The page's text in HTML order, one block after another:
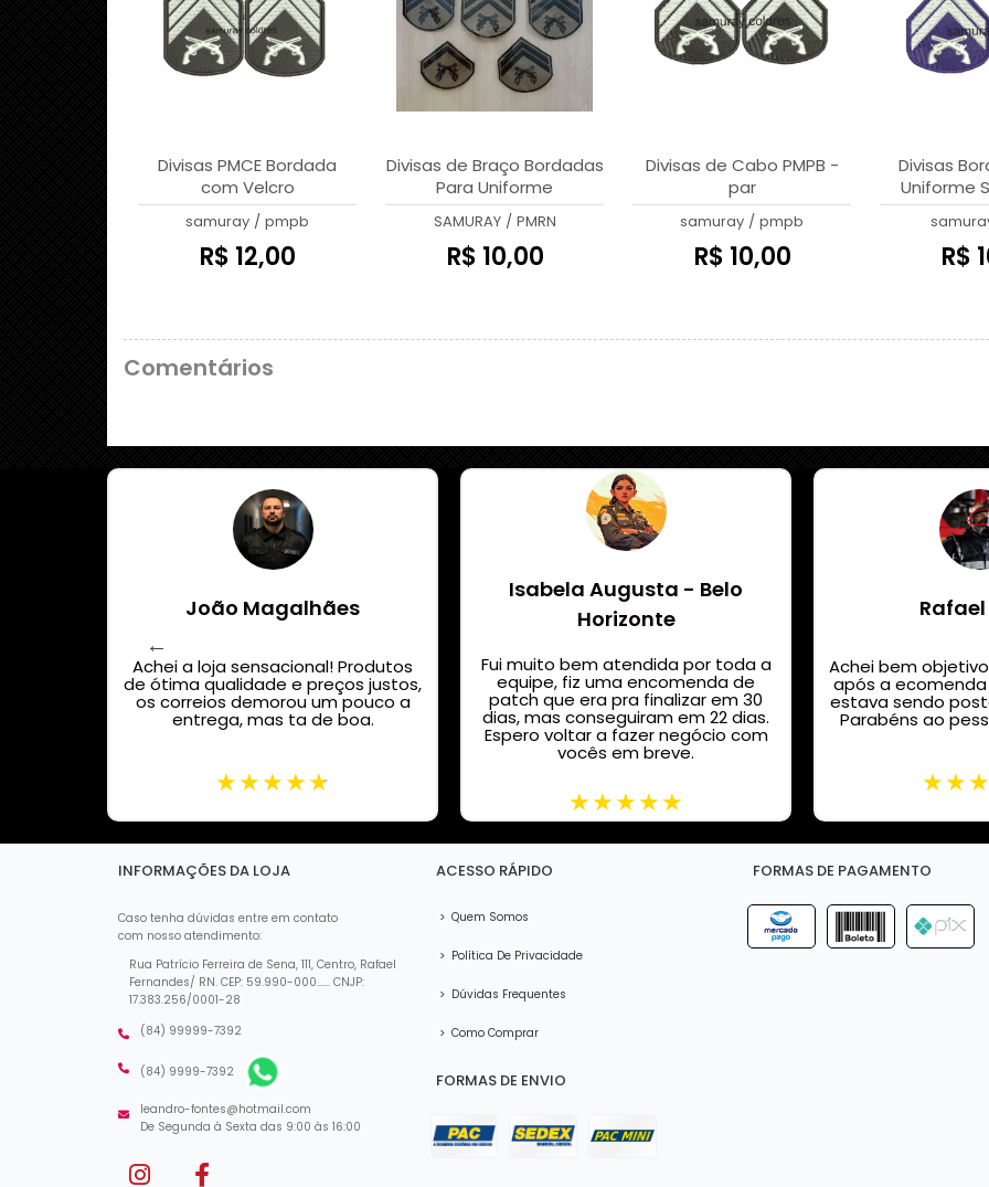
Divisas PMCE Bordada
com Velcro
samuray / pmpb
R$ 12,00
Divisas de Braço Bordadas
Para Uniforme
Operacional PMRN
SAMURAY / PMRN
R$ 10,00
Divisas de Cabo PMPB -
par
samuray / pmpb
R$ 10,00
Divisas
Uniforme
R$
Comentários
João Magalhães
Achei a loja sensacional! Produtos
de ótima qualidade e preços justos,
os correios demorou um pouco a
entrega, mas ta de boa.
Isabela Augusta - Belo
Horizonte
Fui muito bem atendida por toda a
equipe, fiz uma encomenda de
patch que era pra finalizar em 30
dias, mas conseguiram em 22 dias.
Espero voltar a fazer negócio com
vocês em breve.
Achei bem
após a
estava sendo
Parabéns ao
INFORMAÇÕES DA LOJA
Caso tenha dúvidas entre em contato
com nosso atendimento:
Rua Patrício Ferreira de Sena, 111, Centro, Rafael
Fernandes/ RN. CEP: 59.990-000...... CNJP:
17.383.256/0001-28
(84) 99999-7392
(84) 9999-7392
leandro-fontes@hotmail.com
De Segunda à Sexta das 9:00 às 16:00
ACESSO RÁPIDO
> Quem Somos
> Política De Privacidade
> Dúvidas Frequentes
> Como Comprar
FORMAS DE ENVIO
FORMAS DE PAGAMENTO